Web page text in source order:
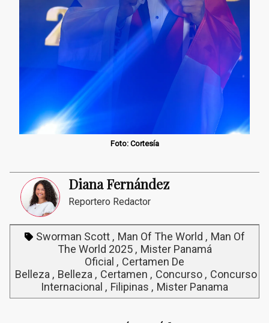
Foto: Cortesía
Diana Fernández
Reportero Redactor
Sworman Scott Man Of The World
Man Of
The World 2025
Mister Panamá
Oficial
Certamen De
Belleza
Belleza Certamen Concurso
Concurso
Internacional
Filipinas Mister Panama